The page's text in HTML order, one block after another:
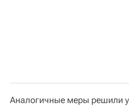
Аналогичные меры решили у